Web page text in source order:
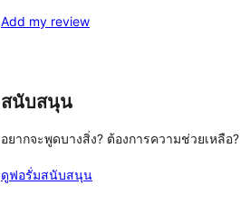
reviews
star
Add my review
สนับสนุน
อยากจะพูดบางสิ่ง? ต้องการความช่วยเหลือ?
ดูฟอรั่มสนับสนุน